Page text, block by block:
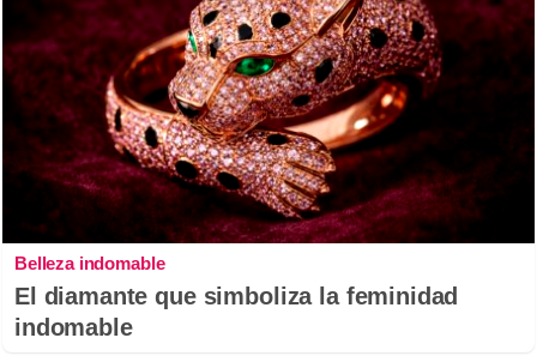
Belleza indomable
El diamante que simboliza la feminidad
indomable